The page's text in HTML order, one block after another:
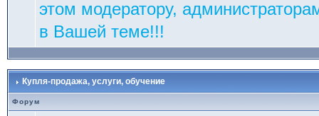
этом модератору,
в Вашей теме!!!
Купля-продажа, услуги, обучение
Форум